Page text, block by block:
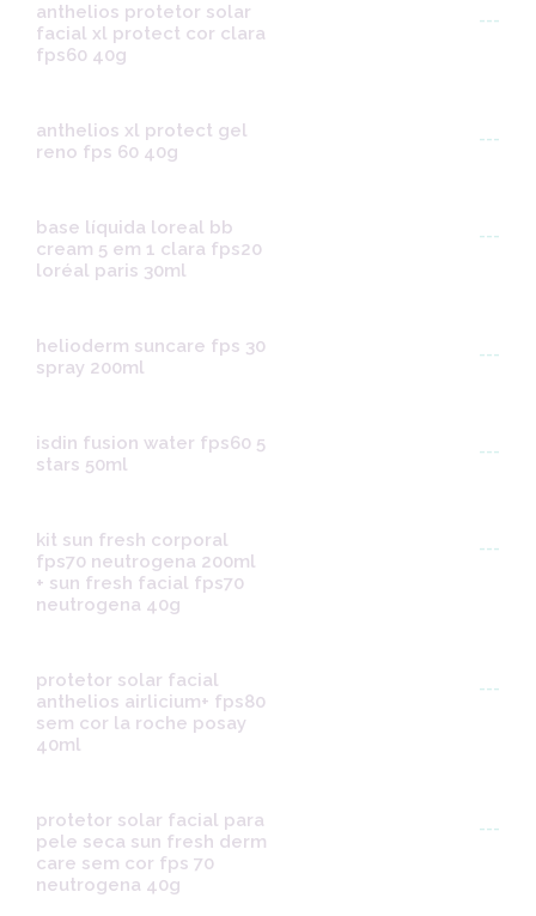
anthelios protetor solar
facial xl protect cor clara
fps60 40g
---
anthelios xl protect gel
reno fps 60 40g
---
base líquida loreal bb
cream 5 em 1 clara fps20
loréal paris 30ml
---
helioderm suncare fps 30
spray 200ml
---
isdin fusion water fps60 5
stars 50ml
---
kit sun fresh corporal
fps70 neutrogena 200ml
+ sun fresh facial fps70
neutrogena 40g
---
protetor solar facial
anthelios airlicium+ fps80
sem cor la roche posay
40ml
---
protetor solar facial para
pele seca sun fresh derm
care sem cor fps 70
neutrogena 40g
---